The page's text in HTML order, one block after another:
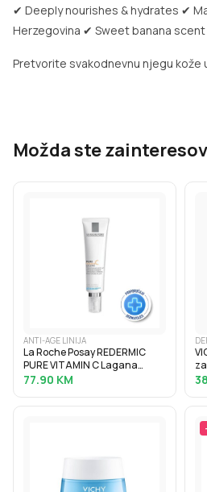
✔ Deeply nourishes & hydrates ✔
Herzegovina ✔ Sweet banana
Pretvorite svakodnevnu njegu kože
Možda ste
ANTI-AGE LINIJA
La Roche Posay REDERMIC
PURE VITAMIN C Lagana
krema za korekciju bora i
77.90 KM
-